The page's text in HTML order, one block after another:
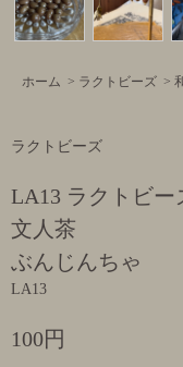
ホーム > ラクトビーズ >
ラクトビーズ
LA13 ラクトビー
文人茶
ぶんじんちゃ
LA13
100円